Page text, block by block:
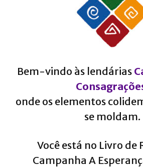
Bem-vindo às lendárias
onde os elementos
se moldam.
Você está no Livro de
Campanha A